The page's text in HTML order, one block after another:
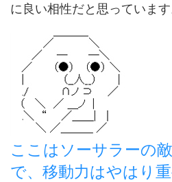
に良い相性だと思っています
ここはソーサラーの
で、移動力はやはり